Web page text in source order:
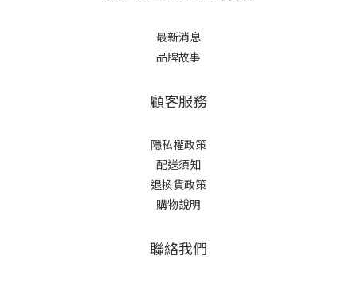
最新消息
品牌故事
顧客服務
隱私權政策
配送須知
退換貨政策
購物說明
聯絡我們